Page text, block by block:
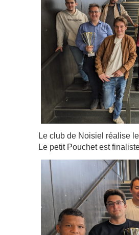
Le club de Noisiel réalise
Le petit Pouchet est